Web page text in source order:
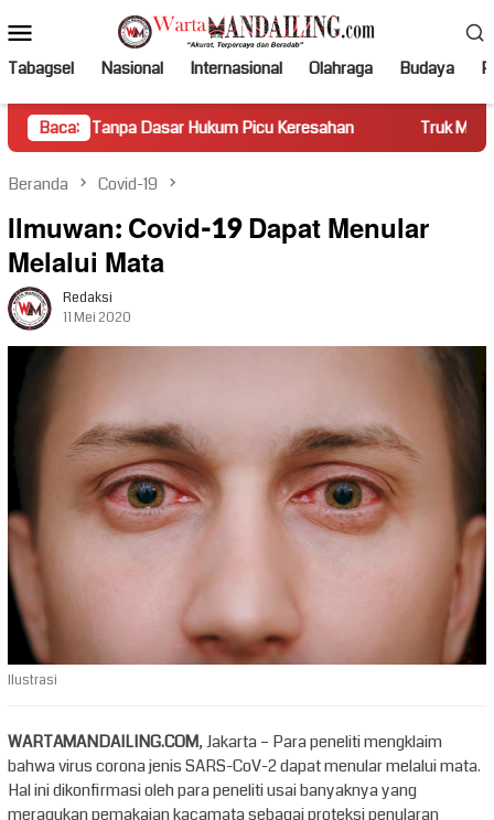
ke
kontenMobile
Tabagsel Nasional Internasional Olahraga Budaya
Baca:
Dasar Hukum Picu Keresahan Truk Miring Hambat Arus
Beranda Covid-19
Ilmuwan: Covid-19 Dapat Menular
Melalui Mata
Redaksi
11 Mei 2020
Ilustrasi
WARTAMANDAILING.COM, Jakarta – Para peneliti mengklaim
bahwa virus corona jenis SARS-CoV-2 dapat menular melalui mata.
Hal ini dikonfirmasi oleh para peneliti usai banyaknya yang
meragukan pemakaian kacamata sebagai proteksi penularan